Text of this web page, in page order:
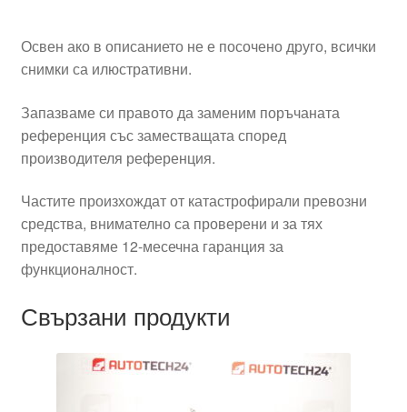
Освен ако в описанието не е посочено друго, всички
снимки са илюстративни.
Запазваме си правото да заменим поръчаната
референция със заместващата според
производителя референция.
Частите произхождат от катастрофирали превозни
средства, внимателно са проверени и за тях
предоставяме 12-месечна гаранция за
функционалност.
Свързани продукти